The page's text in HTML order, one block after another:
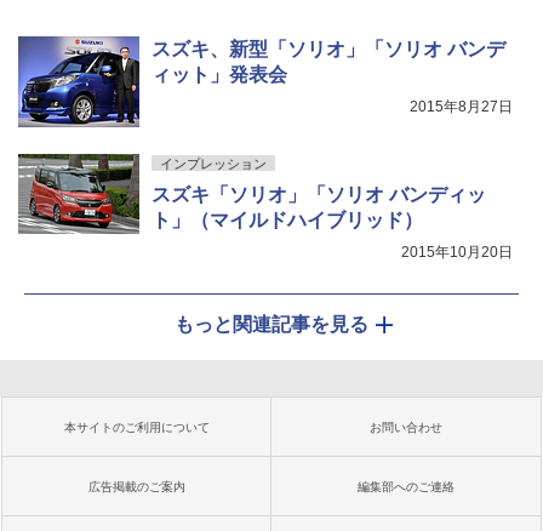
スズキ、新型「ソリオ」「ソリオ バンデ
ィット」発表会
2015年8月27日
インプレッション
スズキ「ソリオ」「ソリオ バンディッ
ト」（マイルドハイブリッド）
2015年10月20日
もっと関連記事を見る
本サイトのご利用について お問い合わせ
広告掲載のご案内 編集部へのご連絡